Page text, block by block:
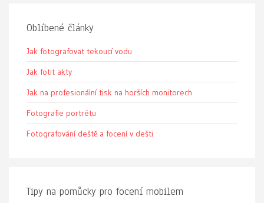
Oblíbené články
Jak fotografovat tekoucí vodu
Jak fotit akty
Jak na profesionální tisk na horších monitorech
Fotografie portrétu
Fotografování deště a focení v dešti
Tipy na pomůcky pro focení mobilem